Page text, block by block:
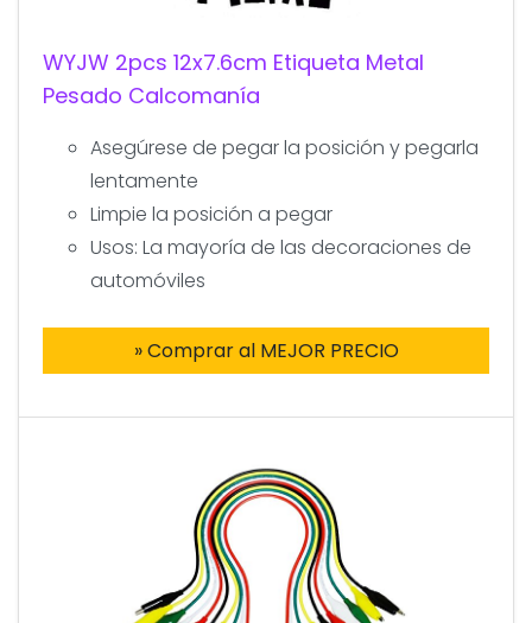
WYJW 2pcs 12x7.6cm Etiqueta Metal
Pesado Calcomanía
Asegúrese de pegar la posición y pegarla
lentamente
Limpie la posición a pegar
Usos: La mayoría de las decoraciones de
automóviles
» Comprar al MEJOR PRECIO